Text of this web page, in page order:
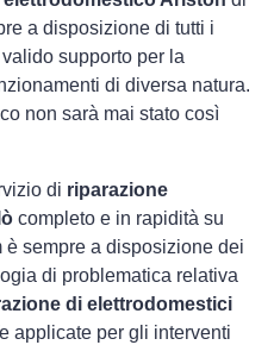
a disposizione di tutti i
supporto per la
di diversa natura.
non sarà mai stato così
di riparazione
completo e in rapidità su
è sempre a disposizione dei
di problematica relativa
di elettrodomestici
applicate per gli interventi